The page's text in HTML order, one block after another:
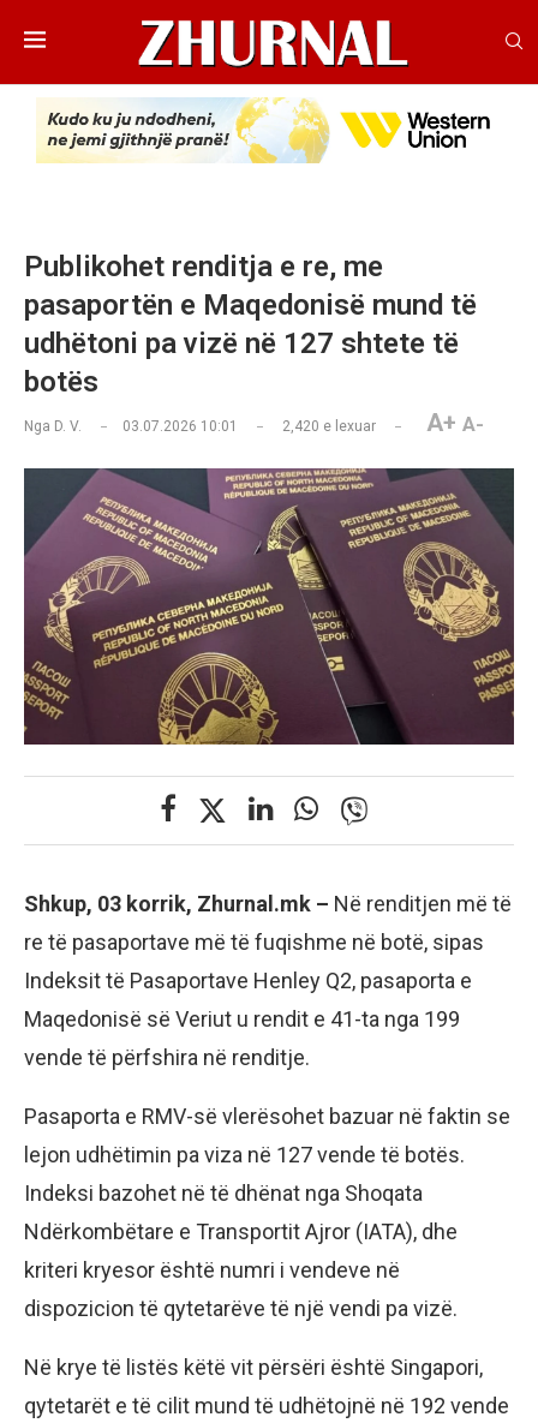
Publikohet renditja e re, me
pasaportën e Maqedonisë mund të
udhëtoni pa vizë në 127 shtete të
botës
Nga D. V. 03.07.2026 10:01 2,420 e lexuar A+ A-
Shkup, 03 korrik, Zhurnal.mk – Në renditjen më të
re të pasaportave më të fuqishme në botë, sipas
Indeksit të Pasaportave Henley Q2, pasaporta e
Maqedonisë së Veriut u rendit e 41-ta nga 199
vende të përfshira në renditje.
Pasaporta e RMV-së vlerësohet bazuar në faktin se
lejon udhëtimin pa viza në 127 vende të botës.
Indeksi bazohet në të dhënat nga Shoqata
Ndërkombëtare e Transportit Ajror (IATA), dhe
kriteri kryesor është numri i vendeve në
dispozicion të qytetarëve të një vendi pa vizë.
Në krye të listës këtë vit përsëri është Singapori,
qytetarët e të cilit mund të udhëtojnë në 192 vende